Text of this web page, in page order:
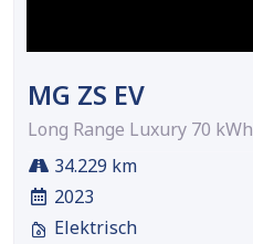
MG ZS EV
Long Range Luxury 70 kWh
34.229 km
2023
Elektrisch